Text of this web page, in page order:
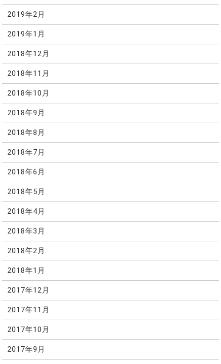
2019年2月
2019年1月
2018年12月
2018年11月
2018年10月
2018年9月
2018年8月
2018年7月
2018年6月
2018年5月
2018年4月
2018年3月
2018年2月
2018年1月
2017年12月
2017年11月
2017年10月
2017年9月